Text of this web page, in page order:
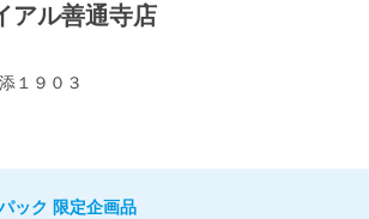
アル善通寺店
１９０３
ック 限定企画品